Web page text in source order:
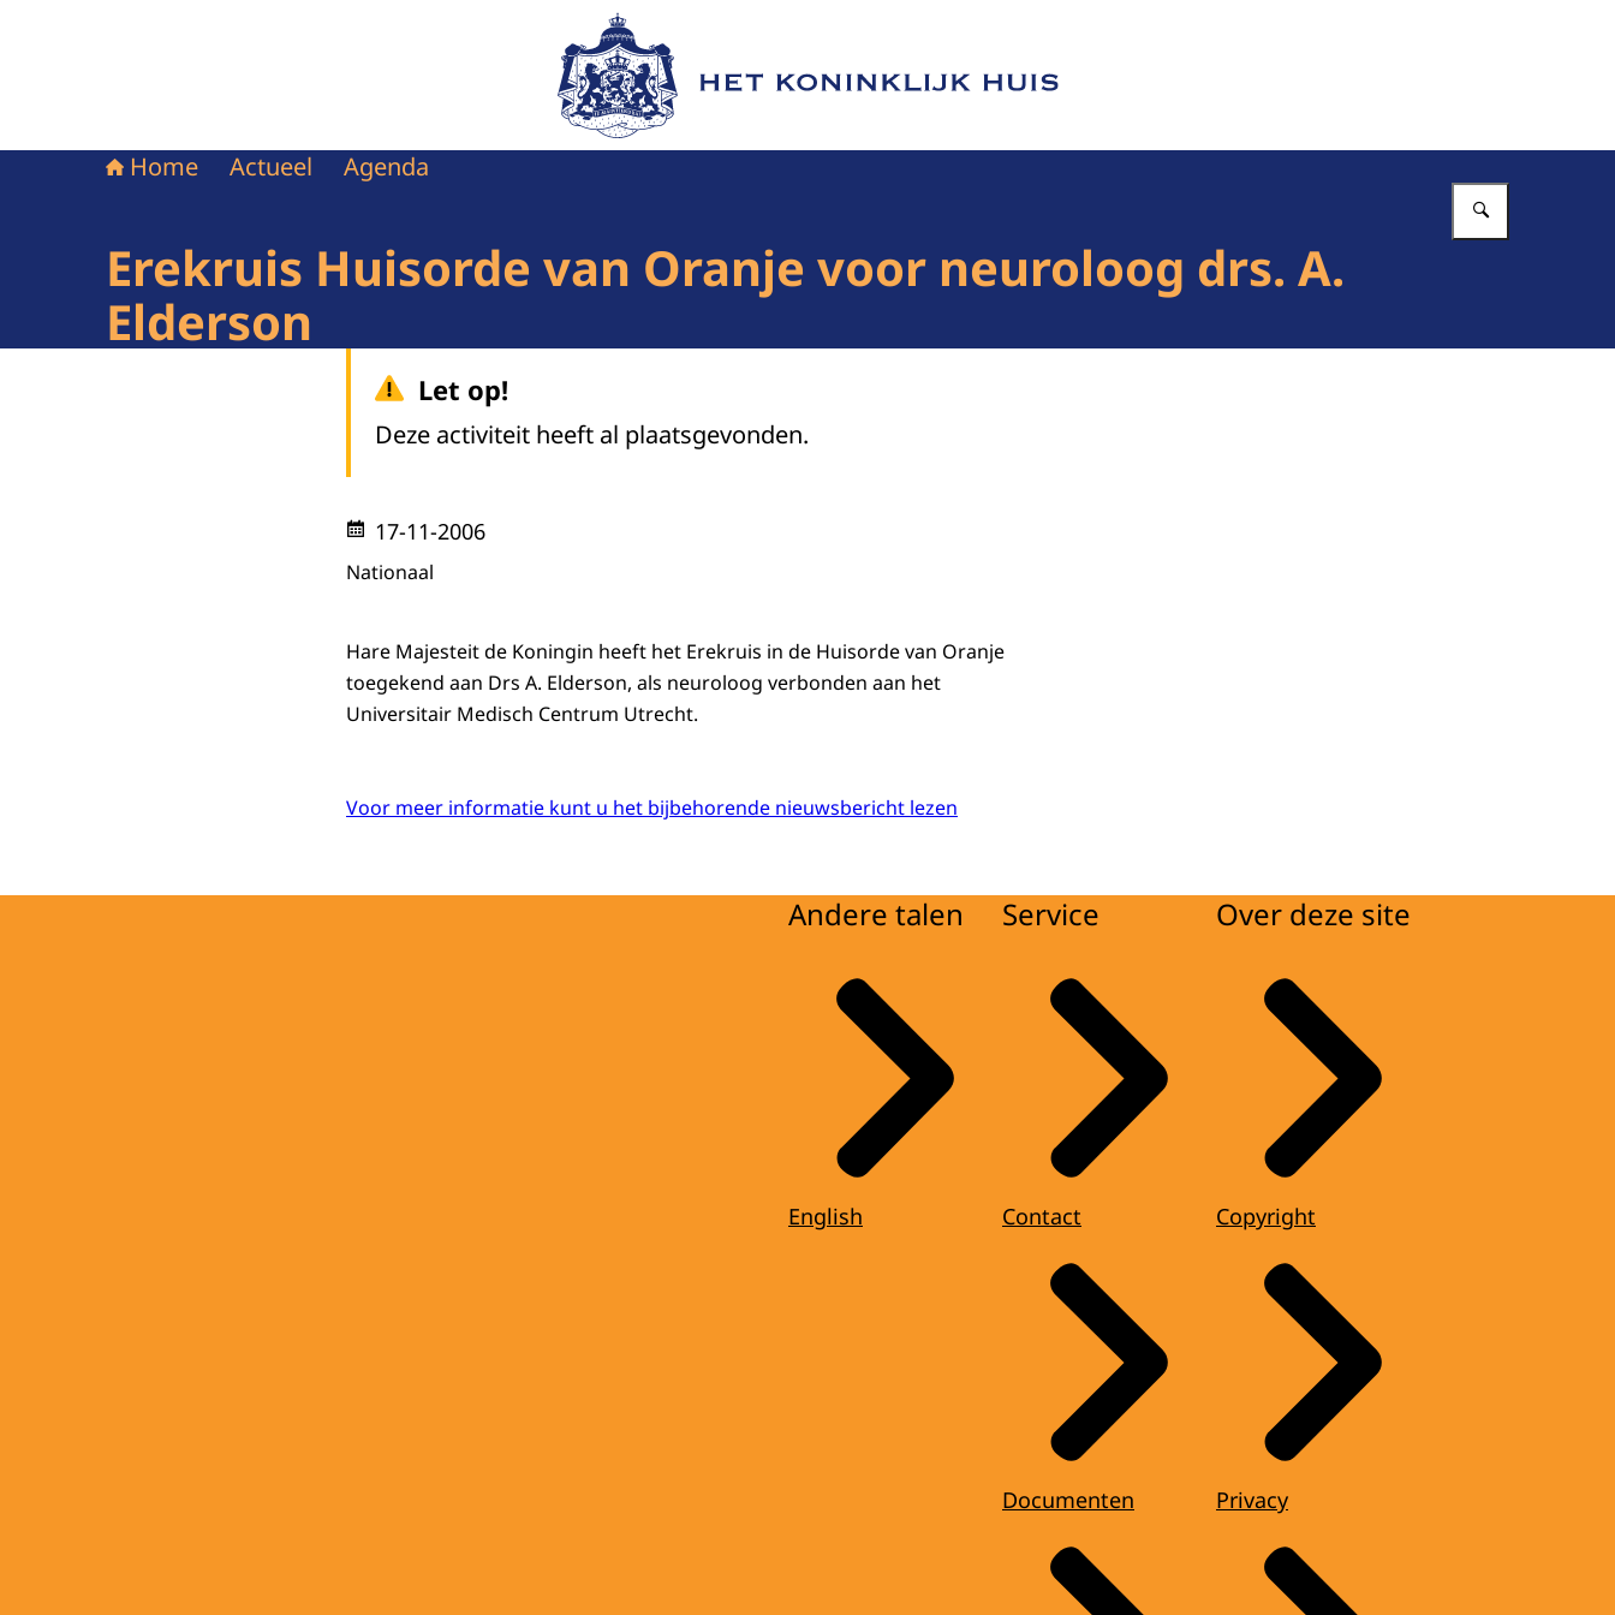
Naar de homepage van Het Koninklijk Huis
Home Actueel Agenda
Erekruis Huisorde van Oranje voor neuroloog drs. A.
Elderson
Let op!
Deze activiteit heeft al plaatsgevonden.
17-11-2006
Nationaal
Hare Majesteit de Koningin heeft het Erekruis in de Huisorde van Oranje
toegekend aan Drs A. Elderson, als neuroloog verbonden aan het
Universitair Medisch Centrum Utrecht.
Voor meer informatie kunt u het bijbehorende nieuwsbericht lezen
Andere talen
English
Service
Contact
Documenten
Over deze site
Copyright
Privacy